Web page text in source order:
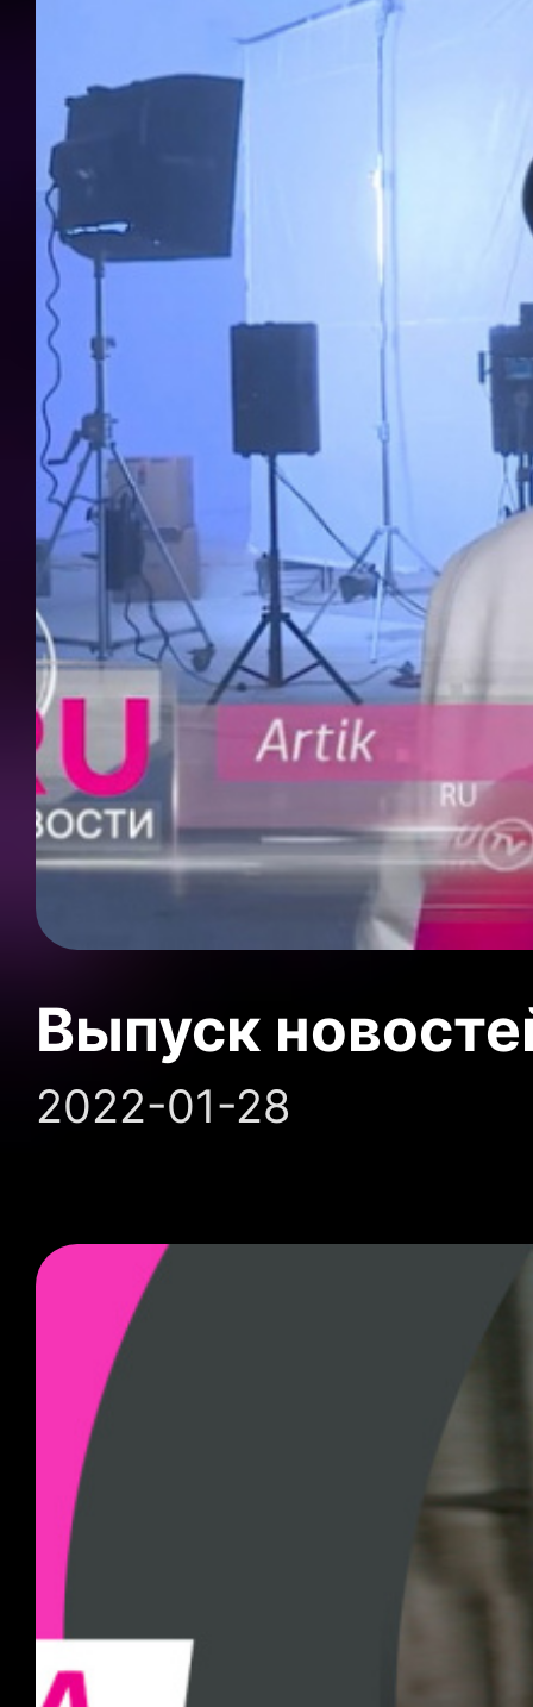
Выпуск
2022-01-28